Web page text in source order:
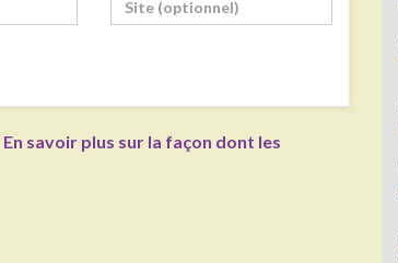
En savoir plus sur la façon dont les